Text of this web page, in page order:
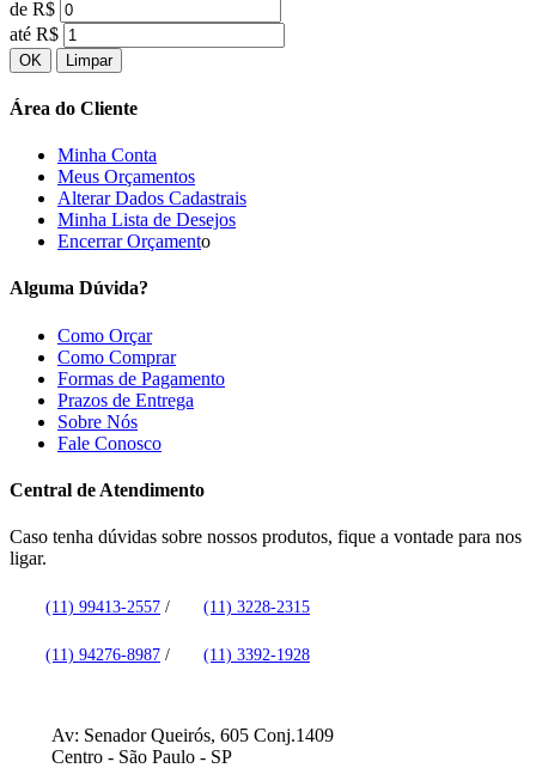
de R$
até R$
Área do Cliente
Minha Conta
Meus Orçamentos
Alterar Dados Cadastrais
Minha Lista de Desejos
Encerrar Orçamento
Alguma Dúvida?
Como Orçar
Como Comprar
Formas de Pagamento
Prazos de Entrega
Sobre Nós
Fale Conosco
Central de Atendimento
Caso tenha dúvidas sobre nossos produtos, fique a vontade para nos
ligar.
(11) 99413-2557 / (11) 3228-2315
(11) 94276-8987 / (11) 3392-1928
Av: Senador Queirós, 605 Conj.1409
Centro - São Paulo - SP